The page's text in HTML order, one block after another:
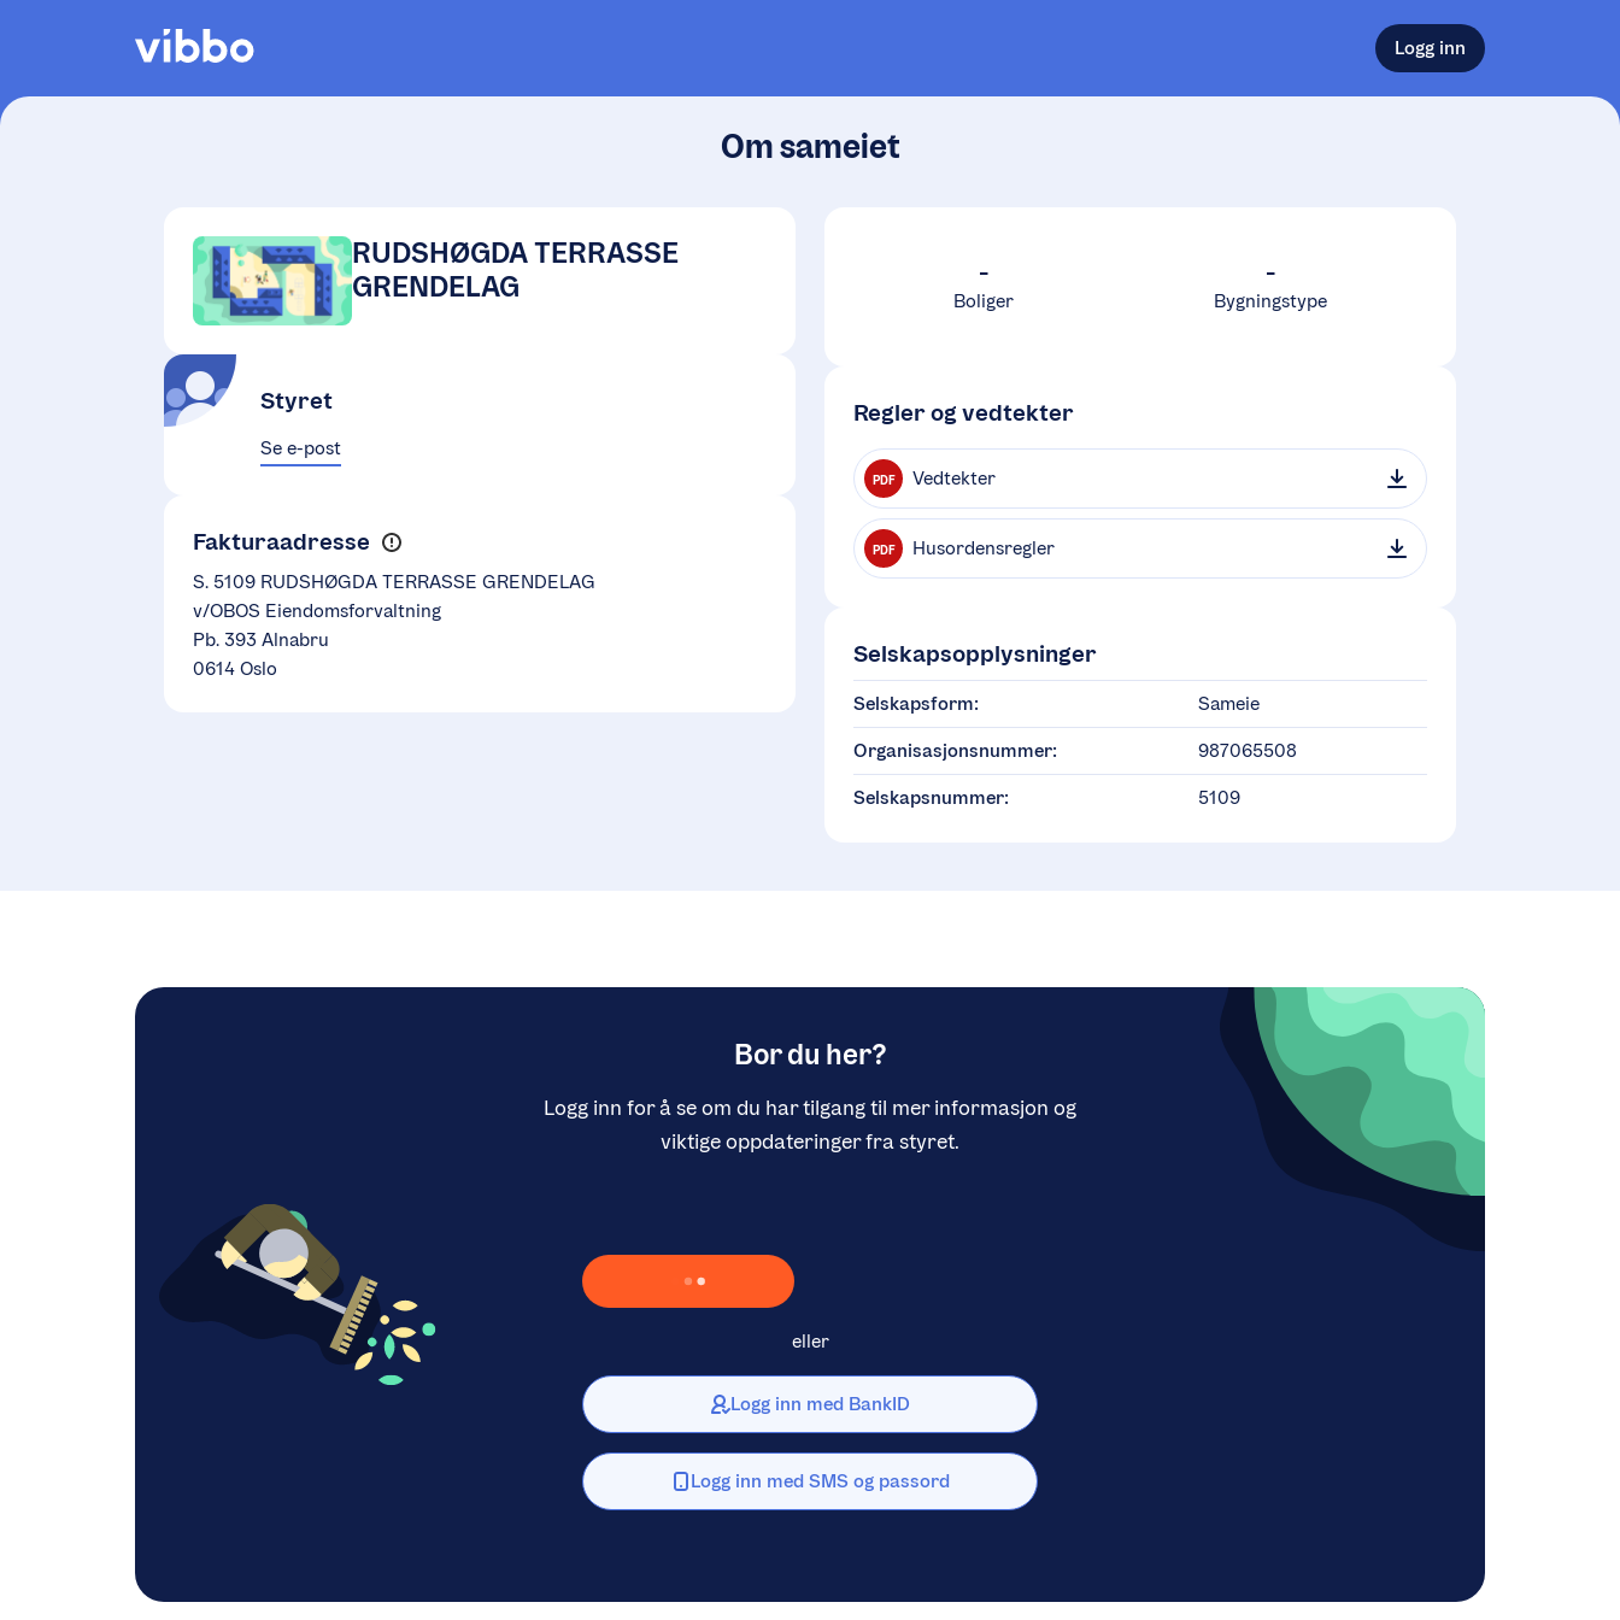
Logg inn
Om sameiet
RUDSHØGDA TERRASSE
GRENDELAG
Styret
Se e-post
Fakturaadresse
S. 5109 RUDSHØGDA TERRASSE GRENDELAG
v/OBOS Eiendomsforvaltning
Pb. 393 Alnabru
0614 Oslo
-
Boliger
-
Bygningstype
Regler og vedtekter
PDF Vedtekter
PDF Husordensregler
Selskapsopplysninger
Selskapsform: Sameie
Organisasjonsnummer: 987065508
Selskapsnummer: 5109
Bor du her?
Logg inn for å se om du har tilgang til mer informasjon og
viktige oppdateringer fra styret.
Laster inn Vipps …
eller
Logg inn med BankID
Logg inn med SMS og passord